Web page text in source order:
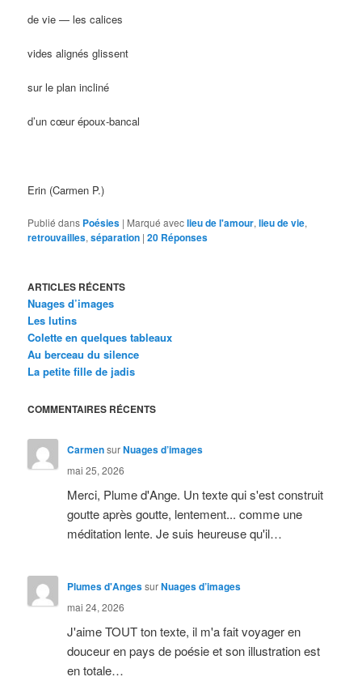
de vie — les calices
vides alignés glissent
sur le plan incliné
d’un cœur époux-bancal
Erin (Carmen P.)
Publié dans Poésies | Marqué aveclieu de l'amour,lieu de vie,
retrouvailles,séparation |20 Réponses
ARTICLES RÉCENTS
Nuages d’images
Les lutins
Colette en quelques tableaux
Au berceau du silence
La petite fille de jadis
COMMENTAIRES RÉCENTS
CarmensurNuages d’images
mai 25, 2026
Merci, Plume d'Ange. Un texte qui s'est construit
goutte après goutte, lentement... comme une
méditation lente. Je suis heureuse qu'il…
Plumes d'AngessurNuages d’images
mai 24, 2026
J'aime TOUT ton texte, il m'a fait voyager en
douceur en pays de poésie et son illustration est
en totale…